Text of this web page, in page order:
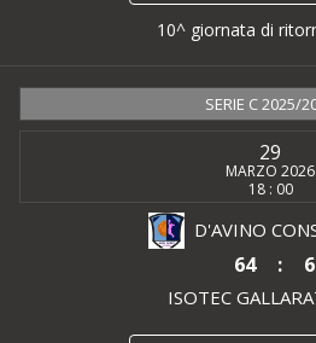
10^ giornata di
SERIE C 2025/
29
MARZO 2026
18 : 00
D'AVINO
64 :
ISOTEC